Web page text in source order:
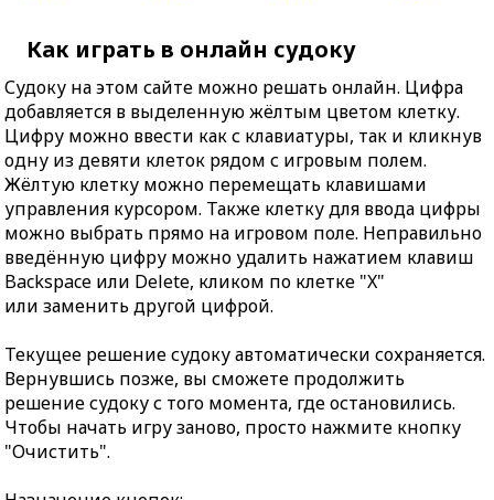
Как играть в онлайн судоку
Судоку на этом сайте можно решать онлайн. Цифра
добавляется в выделенную жёлтым цветом клетку.
Цифру можно ввести как с клавиатуры, так и кликнув
одну из девяти клеток рядом с игровым полем.
Жёлтую клетку можно перемещать клавишами
управления курсором. Также клетку для ввода цифры
можно выбрать прямо на игровом поле. Неправильно
введённую цифру можно удалить нажатием клавиш
Backspace или Delete, кликом по клетке "X"
или заменить другой цифрой.
Текущее решение судоку автоматически сохраняется.
Вернувшись позже, вы сможете продолжить
решение судоку с того момента, где остановились.
Чтобы начать игру заново, просто нажмите кнопку
"Очистить".